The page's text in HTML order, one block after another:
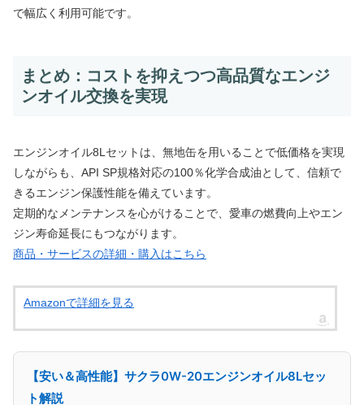
で幅広く利用可能です。
まとめ：コストを抑えつつ高品質なエンジ
ンオイル交換を実現
エンジンオイル8Lセットは、無地缶を用いることで低価格を実現
しながらも、API SP規格対応の100％化学合成油として、信頼で
きるエンジン保護性能を備えています。
定期的なメンテナンスを心がけることで、愛車の燃費向上やエン
ジン寿命延長にもつながります。
商品・サービスの詳細・購入はこちら
Amazonで詳細を見る
【安い＆高性能】サクラ0W-20エンジンオイル8Lセッ
ト解説